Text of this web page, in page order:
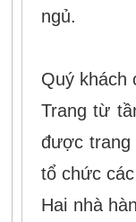
ngủ.
Quý khách
Trang từ
được trang
tổ chức
Hai nhà